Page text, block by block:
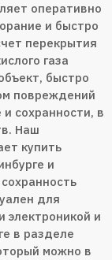
оперативно
и быстро
перекрытия
газа
быстро
повреждений
сохранности, в
Наш
купить
и
для
электроникой и
в разделе
можно в